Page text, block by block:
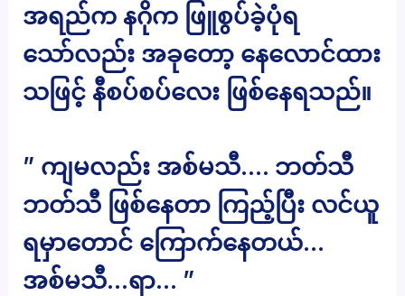
အရည်က နဂိုက ဖြူစွပ်ခဲ့ပုံရ
သော်လည်း အခုတော့ နေလောင်ထား
သဖြင့် နီစပ်စပ်လေး ဖြစ်နေရသည်။
” ကျမလည်း အစ်မသီ…. ဘတ်သီ
ဘတ်သီ ဖြစ်နေတာ ကြည့်ပြီး လင်ယူ
ရမှာတောင် ကြောက်နေတယ်…
အစ်မသီ…ရာ… ”